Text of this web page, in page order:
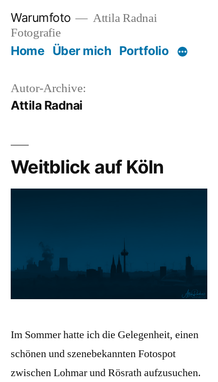
Inhalt
springen
Warumfoto
Attila Radnai
Fotografie
Home Über mich Portfolio
Autor-Archive:
Attila Radnai
Weitblick auf Köln
Im Sommer hatte ich die Gelegenheit, einen
schönen und szenebekannten Fotospot
zwischen Lohmar und Rösrath aufzusuchen.